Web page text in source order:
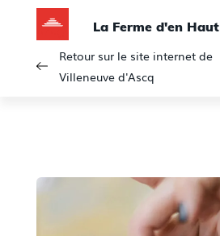
La Ferme d'en Haut
Retour sur le site internet de
Villeneuve d'Ascq